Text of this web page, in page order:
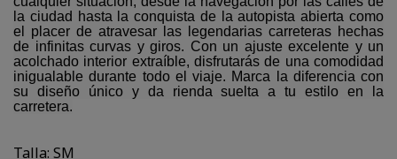
la ciudad hasta la conquista de la autopista abierta como
el placer de atravesar las legendarias carreteras hechas
de infinitas curvas y giros. Con un ajuste excelente y un
acolchado interior extraíble, disfrutarás de una comodidad
inigualable durante todo el viaje. Marca la diferencia con
su diseño único y da rienda suelta a tu estilo en la
carretera.
Talla: SM